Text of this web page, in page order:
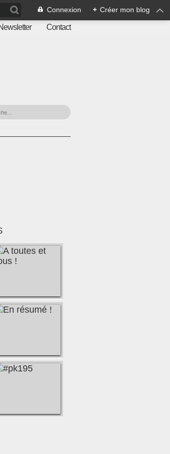
Connexion + Créer mon blog
Contact